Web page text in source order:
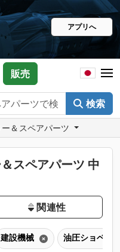
アプリへ
検索
販売
＆スペアパーツ
スペアパーツ 中
関連性
建設機械 油圧ショベル